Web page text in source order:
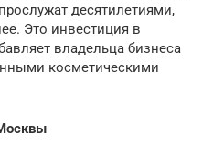
десятилетиями,
Это инвестиция в
владельца бизнеса
косметическими